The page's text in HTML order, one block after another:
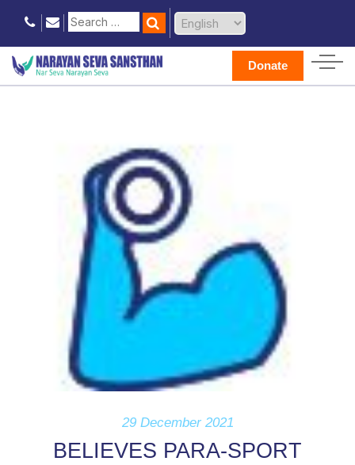
Donate
29 December 2021
BELIEVES PARA-SPORT